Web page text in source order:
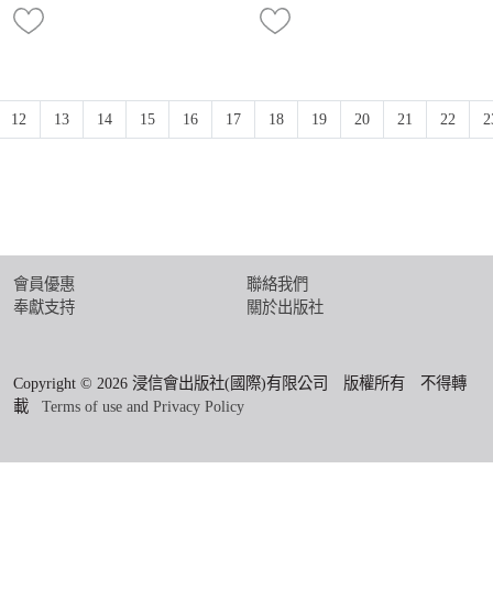
12 13 14 15 16 17 18 19 20 21 22
會員優惠
聯絡我們
奉獻支持
關於出版社
Copyright © 2026 浸信會出版社(國際)有限公司 版權所有 不得轉
載 Terms of use and Privacy Policy